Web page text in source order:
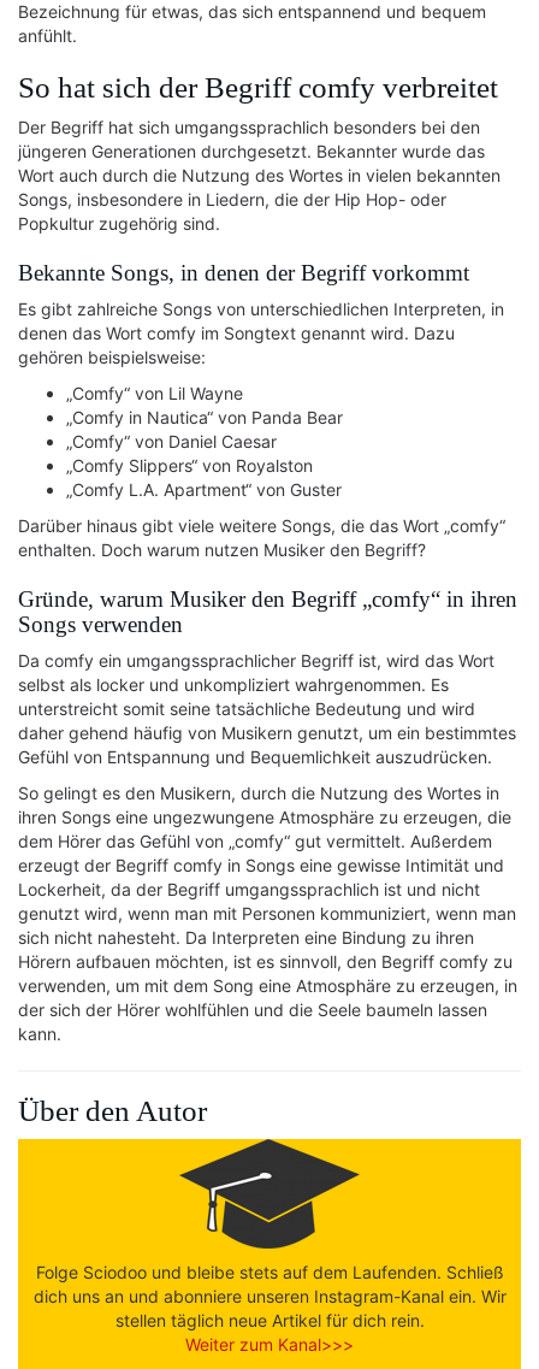
Bezeichnung für etwas, das sich entspannend und bequem
anfühlt.
So hat sich der Begriff comfy verbreitet
Der Begriff hat sich umgangssprachlich besonders bei den
jüngeren Generationen durchgesetzt. Bekannter wurde das
Wort auch durch die Nutzung des Wortes in vielen bekannten
Songs, insbesondere in Liedern, die der Hip Hop- oder
Popkultur zugehörig sind.
Bekannte Songs, in denen der Begriff vorkommt
Es gibt zahlreiche Songs von unterschiedlichen Interpreten, in
denen das Wort comfy im Songtext genannt wird. Dazu
gehören beispielsweise:
„Comfy“ von Lil Wayne
„Comfy in Nautica“ von Panda Bear
„Comfy“ von Daniel Caesar
„Comfy Slippers“ von Royalston
„Comfy L.A. Apartment“ von Guster
Darüber hinaus gibt viele weitere Songs, die das Wort „comfy“
enthalten. Doch warum nutzen Musiker den Begriff?
Gründe, warum Musiker den Begriff „comfy“ in ihren
Songs verwenden
Da comfy ein umgangssprachlicher Begriff ist, wird das Wort
selbst als locker und unkompliziert wahrgenommen. Es
unterstreicht somit seine tatsächliche Bedeutung und wird
daher gehend häufig von Musikern genutzt, um ein bestimmtes
Gefühl von Entspannung und Bequemlichkeit auszudrücken.
So gelingt es den Musikern, durch die Nutzung des Wortes in
ihren Songs eine ungezwungene Atmosphäre zu erzeugen, die
dem Hörer das Gefühl von „comfy“ gut vermittelt. Außerdem
erzeugt der Begriff comfy in Songs eine gewisse Intimität und
Lockerheit, da der Begriff umgangssprachlich ist und nicht
genutzt wird, wenn man mit Personen kommuniziert, wenn man
sich nicht nahesteht. Da Interpreten eine Bindung zu ihren
Hörern aufbauen möchten, ist es sinnvoll, den Begriff comfy zu
verwenden, um mit dem Song eine Atmosphäre zu erzeugen, in
der sich der Hörer wohlfühlen und die Seele baumeln lassen
kann.
Über den Autor
Folge Sciodoo und bleibe stets auf dem Laufenden. Schließ
dich uns an und abonniere unseren Instagram-Kanal ein. Wir
stellen täglich neue Artikel für dich rein.
Weiter zum Kanal>>>